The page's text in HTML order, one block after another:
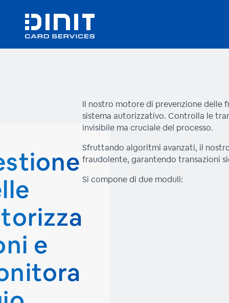
e
Il nostro motore di prevenzione
sistema autorizzativo. Controlla le
invisibile ma cruciale del processo.
Sfruttando algoritmi avanzati, il
fraudolente, garantendo transazioni
Si compone di due moduli: